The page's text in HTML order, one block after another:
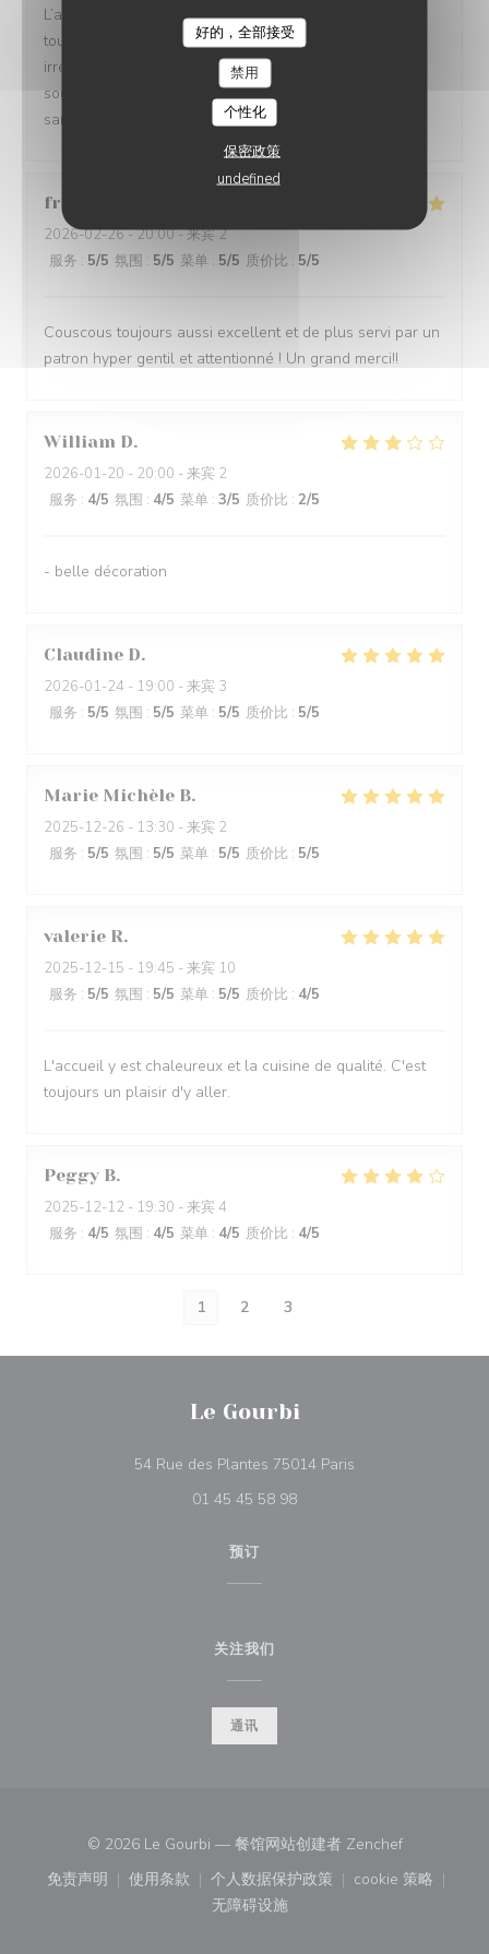
好的，全部接受
禁用
个性化
保密政策
undefined
L’accueil a été particulièrement chaleureux, on se sent
tout de suite à l’aise. Le service était également
irréprochable : attentionné, rapide et toujours avec le
sourire. Une très belle découverte que je recommande
sans hésiter !
frederic
2026-02-26- 20:00 - 来宾 2
服务 : 5/5 氛围 : 5/5 菜单 : 5/5 质价比 : 5/5
Couscous toujours aussi excellent et de plus servi par un
patron hyper gentil et attentionné ! Un grand merci!!
William D
2026-01-20 - 20:00 - 来宾 2
服务 : 4/5 氛围 : 4/5 菜单 : 3/5 质价比 : 2/5
- belle décoration
Claudine D
2026-01-24 - 19:00 - 来宾 3
服务 : 5/5 氛围 : 5/5 菜单 : 5/5 质价比 : 5/5
Marie Michèle B
2025-12-26 - 13:30 - 来宾 2
服务 : 5/5 氛围 : 5/5 菜单 : 5/5 质价比 : 5/5
valerie R
2025-12-15 - 19:45 - 来宾 10
服务 : 5/5 氛围 : 5/5 菜单 : 5/5 质价比 : 4/5
L'accueil y est chaleureux et la cuisine de qualité. C'est
toujours un plaisir d'y aller.
Peggy B
2025-12-12 - 19:30 - 来宾 4
服务 : 4/5 氛围 : 4/5 菜单 : 4/5 质价比 : 4/5
1 2 3
Le Gourbi
54 Rue des Plantes 75014 Paris
01 45 45 58 98
预订
关注我们
通讯
© 2026 Le Gourbi — 餐馆网站创建者 Zenchef((在新窗口
免责声明
((在新窗口中打开))
使用条款
((在新窗口中打开))
个人数据保护政策
((在新窗口中打开))
cookie 策略
((在新窗口
无障碍设施
((在新窗口中打开))
LE GOURBI